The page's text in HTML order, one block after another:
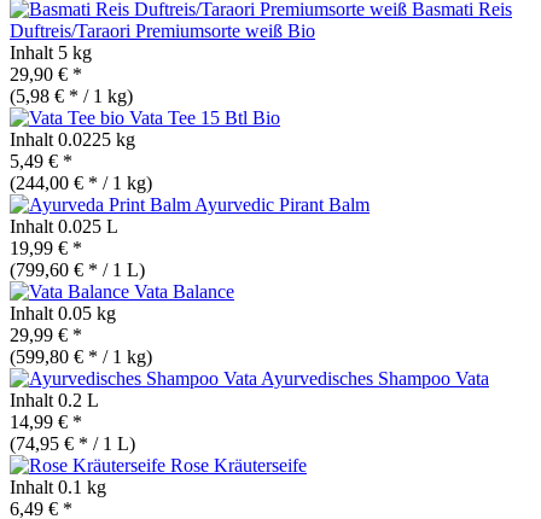
Basmati Reis
Duftreis/Taraori Premiumsorte weiß Bio
Inhalt 5 kg
29,90 € *
(5,98 € * / 1 kg)
Vata Tee 15 Btl Bio
Inhalt 0.0225 kg
5,49 € *
(244,00 € * / 1 kg)
Ayurvedic Pirant Balm
Inhalt 0.025 L
19,99 € *
(799,60 € * / 1 L)
Vata Balance
Inhalt 0.05 kg
29,99 € *
(599,80 € * / 1 kg)
Ayurvedisches Shampoo Vata
Inhalt 0.2 L
14,99 € *
(74,95 € * / 1 L)
Rose Kräuterseife
Inhalt 0.1 kg
6,49 € *